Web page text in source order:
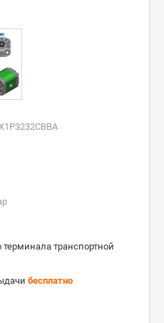
терминала транспортной
бесплатно